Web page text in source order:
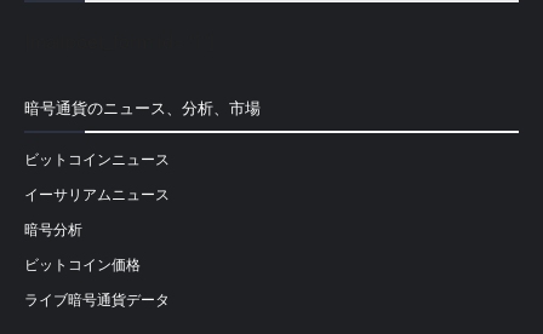
暗号通貨のニュース、分析、市場
ビットコインニュース
イーサリアムニュース
暗号分析
ビットコイン価格
ライブ暗号通貨データ